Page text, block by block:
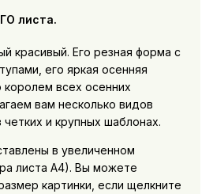
листа.
красивый. Его резная форма с
его яркая осенняя
королем всех осенних
вам несколько видов
и крупных шаблонах.
в увеличенном
листа А4). Вы можете
картинки, если щелкните